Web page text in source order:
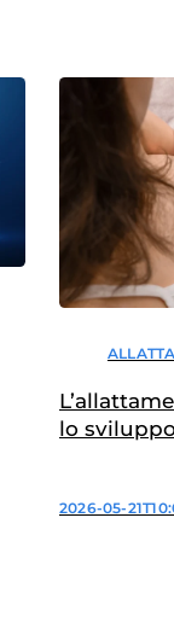
lo
2026-05-